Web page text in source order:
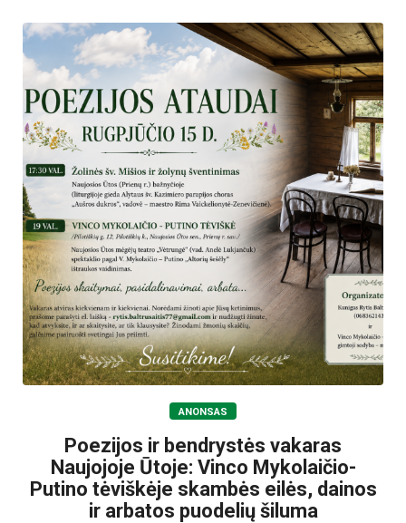
ANONSAS
Poezijos ir bendrystės vakaras
Naujojoje Ūtoje: Vinco Mykolaičio-
Putino tėviškėje skambės eilės, dainos
ir arbatos puodelių šiluma